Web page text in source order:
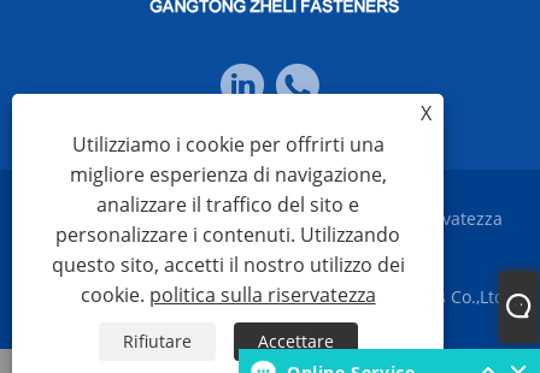
X
Utilizziamo i cookie per offrirti una
migliore esperienza di navigazione,
analizzare il traffico del sito e
personalizzare i contenuti. Utilizzando
questo sito, accetti il ​​nostro utilizzo dei
cookie. politica sulla riservatezza
Rifiutare
Accettare
Sitemap RSS XML politica sulla riservatezza
Copyright © 2023 Ningbo Gangtong Zheli Fasteners Co.,Ltd.
Tutti i diritti riservati